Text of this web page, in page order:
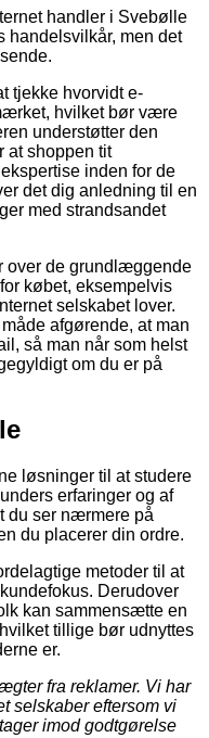
handler i Svebølle
handelsvilkår, men det
tjekke hvorvidt e-
hvilket bør være
understøtter den
at shoppen tit
inden for de
det dig anledning til en
med strandsandet
over de grundlæggende
købet, eksempelvis
selskabet lover.
afgørende, at man
så man når som helst
om du er på
løsninger til at studere
erfaringer og af
du ser nærmere på
du placerer din ordre.
metoder til at
Derudover
kan sammensætte en
tillige bør udnyttes
er.
fra reklamer. Vi har
selskaber eftersom vi
imod godtgørelse